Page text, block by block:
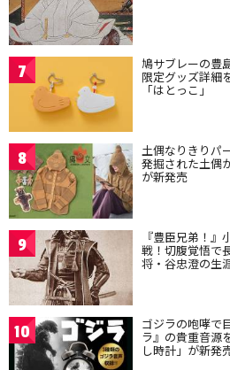
7 鳩サブレーの豊
限定グッズ詳細
「はとっこ」
8 土偶なりきりパ
発掘された土偶
が新発売
9 『豊臣兄弟！
戦！切腹覚悟で
将・谷忠澄の生
10 ゴジラの咆哮で
ラ』の貴重音源
し時計」が新発